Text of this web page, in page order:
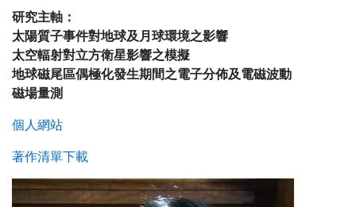
研究主軸：
太陽質子事件對地球及月球環境之影響
太空輻射對立方衛星影響之模擬
地球磁尾區偶極化發生期間之電子分佈及電磁波動
磁場量測
個人網站
著作清單下載